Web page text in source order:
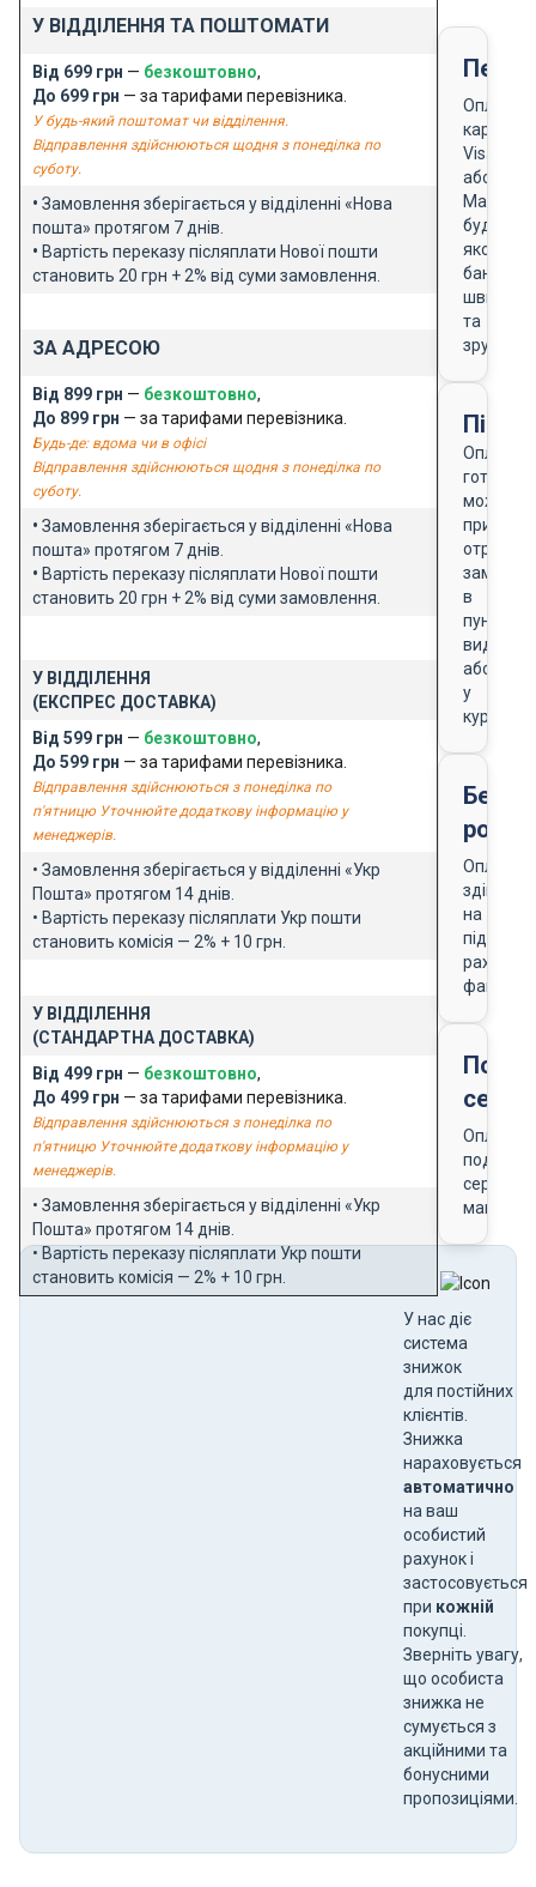
У ВІДДІЛЕННЯ ТА ПОШТОМАТИ
Від 699 грн — безкоштовно,
До 699 грн — за тарифами перевізника.
У будь-який поштомат чи відділення.
Відправлення здійснюються щодня з понеділка по
суботу.
• Замовлення зберігається у відділенні «Нова
пошта» протягом 7 днів.
• Вартість переказу післяплати Нової пошти
становить 20 грн + 2% від суми замовлення.
ЗА АДРЕСОЮ
Від 899 грн — безкоштовно,
До 899 грн — за тарифами перевізника.
Будь-де: вдома чи в офісі
Відправлення здійснюються щодня з понеділка по
суботу.
• Замовлення зберігається у відділенні «Нова
пошта» протягом 7 днів.
• Вартість переказу післяплати Нової пошти
становить 20 грн + 2% від суми замовлення.
У ВІДДІЛЕННЯ
(ЕКСПРЕС ДОСТАВКА)
Від 599 грн — безкоштовно,
До 599 грн — за тарифами перевізника.
Відправлення здійснюються з понеділка по
п'ятницю Уточнюйте додаткову інформацію у
менеджерів.
• Замовлення зберігається у відділенні «Укр
Пошта» протягом 14 днів.
• Вартість переказу післяплати Укр пошти
становить комісія — 2% + 10 грн.
У ВІДДІЛЕННЯ
(СТАНДАРТНА ДОСТАВКА)
Від 499 грн — безкоштовно,
До 499 грн — за тарифами перевізника.
Відправлення здійснюються з понеділка по
п'ятницю Уточнюйте додаткову інформацію у
менеджерів.
• Замовлення зберігається у відділенні «Укр
Пошта» протягом 14 днів.
• Вартість переказу післяплати Укр пошти
становить комісія — 2% + 10 грн.
Оплата
карткою
Visa
або
будь-
якого
банку
швидко
та
зручно
Оплата
готівкою
можлива
при
в
пункті
видачі
або
у
кур'єра
Оплата
на
підставі
рахунку-
фактури
Оплата
магазину
У нас діє
система
знижок
для постійних
клієнтів.
Знижка
нараховується
автоматично
на ваш
особистий
рахунок і
застосовується
при кожній
покупці.
Зверніть увагу,
що особиста
знижка не
сумується з
акційними та
бонусними
пропозиціями.